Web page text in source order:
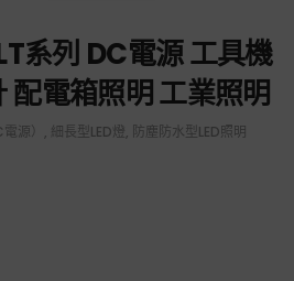
系列 DC電源 工具機
配電箱照明 工業照明
源） , 細長型LED燈, 防塵防水型LED照明